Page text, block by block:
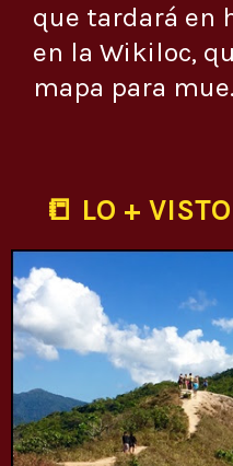
que tardará en
en la Wikiloc,
mapa para
📒 LO +